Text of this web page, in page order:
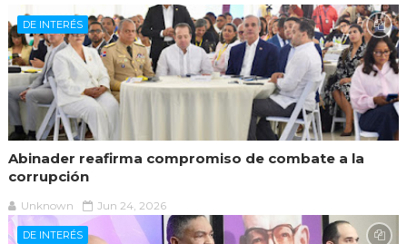
DE INTERÉS
Abinader reafirma compromiso de combate a la
corrupción
Unknown Jun 24, 2026
DE INTERÉS